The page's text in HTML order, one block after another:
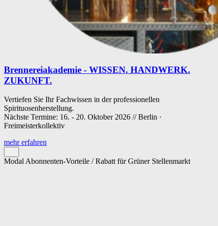
Brennereiakademie - WISSEN. HANDWERK.
ZUKUNFT.
Vertiefen Sie Ihr Fachwissen in der professionellen
Spirituosenherstellung.
Nächste Termine: 16. - 20. Oktober 2026 // Berlin ·
Freimeisterkollektiv
mehr erfahren
Modal Abonnenten-Vorteile / Rabatt für Grüner Stellenmarkt